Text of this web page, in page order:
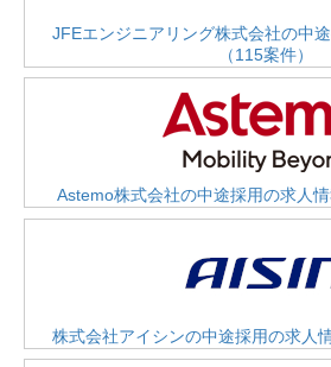
JFEエンジニアリング株式会社の中
（115案件）
Astemo株式会社の中途採用の求人情
株式会社アイシンの中途採用の求人